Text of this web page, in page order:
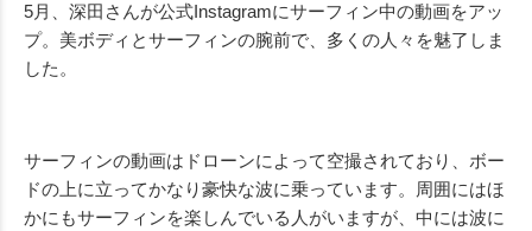
5月、深田さんが公式Instagramにサーフィン中の動画をアッ
プ。美ボディとサーフィンの腕前で、多くの人々を魅了しま
した。
サーフィンの動画はドローンによって空撮されており、ボー
ドの上に立ってかなり豪快な波に乗っています。周囲にはほ
かにもサーフィンを楽しんでいる人がいますが、中には波に